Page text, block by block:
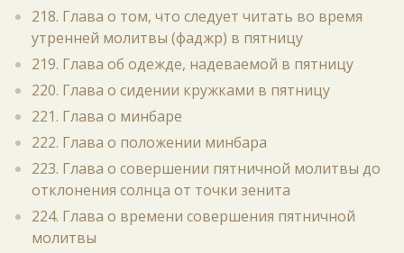
218. Глава о том, что следует читать во время
утренней молитвы (фаджр) в пятницу
219. Глава об одежде, надеваемой в пятницу
220. Глава о сидении кружками в пятницу
221. Глава о минбаре
222. Глава о положении минбара
223. Глава о совершении пятничной молитвы до
отклонения солнца от точки зенита
224. Глава о времени совершения пятничной
молитвы